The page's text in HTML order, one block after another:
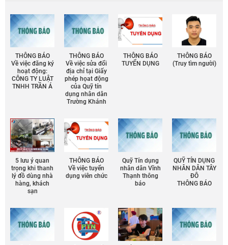
THÔNG BÁO
Về việc đăng ký
hoạt động:
CÔNG TY LUẬT
TNHH TRẦN Á
THÔNG BÁO
Về việc sửa đổi
địa chỉ tại Giấy
phép họat động
của Quỹ tín
dụng nhân dân
Trường Khánh
THÔNG BÁO
TUYỂN DỤNG
THÔNG BÁO
(Truy tìm người)
5 lưu ý quan
trọng khi thanh
lý đồ dùng nhà
hàng, khách
sạn
THÔNG BÁO
Về việc tuyển
dụng viên chức
Quỹ Tín dụng
nhân dân Vĩnh
Thạnh thông
báo
QUỸ TÍN DỤNG
NHÂN DÂN TÂY
ĐÔ
THÔNG BÁO